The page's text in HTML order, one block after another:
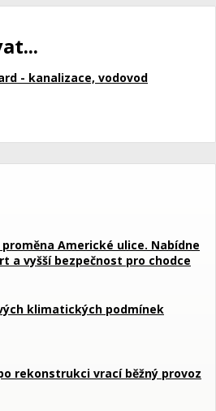
- kanalizace, vodovod
Americké ulice. Nabídne
a vyšší bezpečnost pro chodce
klimatických podmínek
rekonstrukci vrací běžný provoz